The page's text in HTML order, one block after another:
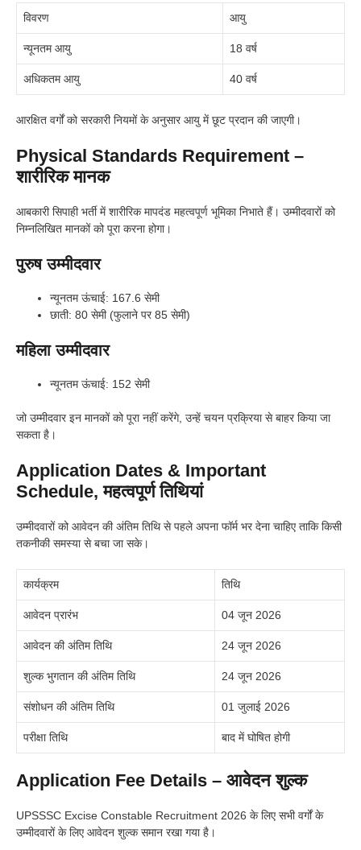
विवरण आयु
न्यूनतम आयु 18 वर्ष
अधिकतम आयु 40 वर्ष
आरक्षित वर्गों को सरकारी नियमों के अनुसार आयु में छूट प्रदान की जाएगी।
Physical Standards Requirement –
शारीरिक मानक
आबकारी सिपाही भर्ती में शारीरिक मापदंड महत्वपूर्ण भूमिका निभाते हैं। उम्मीदवारों को
निम्नलिखित मानकों को पूरा करना होगा।
पुरुष उम्मीदवार
न्यूनतम ऊंचाई: 167.6 सेमी
छाती: 80 सेमी (फुलाने पर 85 सेमी)
महिलाउम्मीदवार
न्यूनतम ऊंचाई: 152 सेमी
जो उम्मीदवार इन मानकों को पूरा नहीं करेंगे, उन्हें चयन प्रक्रिया से बाहर किया जा
सकता है।
Application Dates & Important
Schedule, महत्वपूर्ण तिथियां
उम्मीदवारों को आवेदन की अंतिम तिथि से पहले अपना फॉर्म भर देना चाहिए ताकि किसी
तकनीकी समस्या से बचा जा सके।
कार्यक्रम तिथि
आवेदन प्रारंभ 04 जून 2026
आवेदन की अंतिम तिथि 24 जून 2026
शुल्क भुगतान की अंतिम तिथि 24 जून 2026
संशोधन की अंतिम तिथि 01 जुलाई 2026
परीक्षा तिथि बाद में घोषित होगी
Application Fee Details – आवेदन शुल्क
UPSSSC Excise Constable Recruitment 2026 के लिए सभी वर्गों के
उम्मीदवारों के लिए आवेदन शुल्क समान रखा गया है।